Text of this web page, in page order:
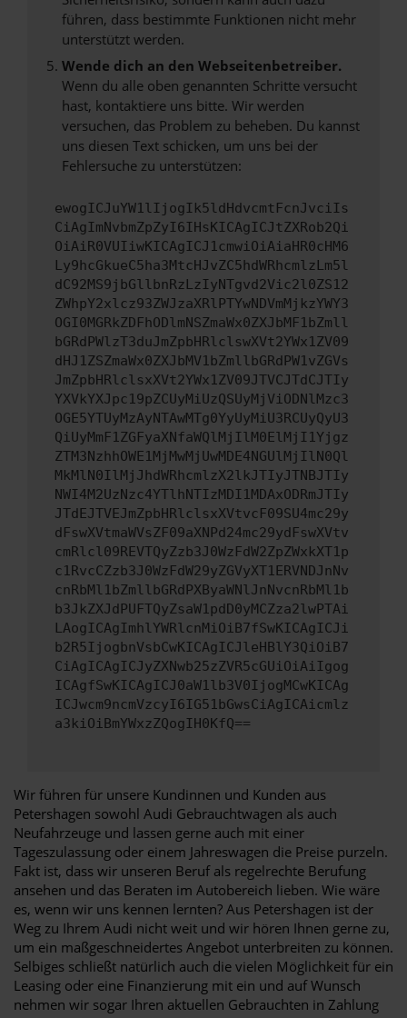
führen, dass bestimmte Funktionen nicht mehr
unterstützt werden.
Wende dich an den Webseitenbetreiber.
Wenn du alle oben genannten Schritte versucht
hast, kontaktiere uns bitte. Wir werden
versuchen, das Problem zu beheben. Du kannst
uns diesen Text schicken, um uns bei der
Fehlersuche zu unterstützen:
ewogICJuYW1lIjogIk5ldHdvcmtFcnJvciIs
CiAgImNvbmZpZyI6IHsKICAgICJtZXRob2Qi
OiAiR0VUIiwKICAgICJ1cmwiOiAiaHR0cHM6
Ly9hcGkueC5ha3MtcHJvZC5hdWRhcmlzLm5l
dC92MS9jbGllbnRzLzIyNTgvd2Vic2l0ZS12
ZWhpY2xlcz93ZWJzaXRlPTYwNDVmMjkzYWY3
OGI0MGRkZDFhODlmNSZmaWx0ZXJbMF1bZmll
bGRdPWlzT3duJmZpbHRlclswXVt2YWx1ZV09
dHJ1ZSZmaWx0ZXJbMV1bZmllbGRdPW1vZGVs
JmZpbHRlclsxXVt2YWx1ZV09JTVCJTdCJTIy
YXVkYXJpc19pZCUyMiUzQSUyMjViODNlMzc3
OGE5YTUyMzAyNTAwMTg0YyUyMiU3RCUyQyU3
QiUyMmF1ZGFyaXNfaWQlMjIlM0ElMjI1Yjgz
ZTM3NzhhOWE1MjMwMjUwMDE4NGUlMjIlN0Ql
MkMlN0IlMjJhdWRhcmlzX2lkJTIyJTNBJTIy
NWI4M2UzNzc4YTlhNTIzMDI1MDAxODRmJTIy
JTdEJTVEJmZpbHRlclsxXVtvcF09SU4mc29y
dFswXVtmaWVsZF09aXNPd24mc29ydFswXVtv
cmRlcl09REVTQyZzb3J0WzFdW2ZpZWxkXT1p
c1RvcCZzb3J0WzFdW29yZGVyXT1ERVNDJnNv
cnRbMl1bZmllbGRdPXByaWNlJnNvcnRbMl1b
b3JkZXJdPUFTQyZsaW1pdD0yMCZza2lwPTAi
LAogICAgImhlYWRlcnMiOiB7fSwKICAgICJi
b2R5IjogbnVsbCwKICAgICJleHBlY3QiOiB7
CiAgICAgICJyZXNwb25zZVR5cGUiOiAiIgog
ICAgfSwKICAgICJ0aW1lb3V0IjogMCwKICAg
ICJwcm9ncmVzcyI6IG51bGwsCiAgICAicmlz
a3kiOiBmYWxzZQogIH0KfQ==
Wir führen für unsere Kundinnen und Kunden aus
Petershagen sowohl Audi Gebrauchtwagen als auch
Neufahrzeuge und lassen gerne auch mit einer
Tageszulassung oder einem Jahreswagen die Preise purzeln.
Fakt ist, dass wir unseren Beruf als regelrechte Berufung
ansehen und das Beraten im Autobereich lieben. Wie wäre
es, wenn wir uns kennen lernten? Aus Petershagen ist der
Weg zu Ihrem Audi nicht weit und wir hören Ihnen gerne zu,
um ein maßgeschneidertes Angebot unterbreiten zu können.
Selbiges schließt natürlich auch die vielen Möglichkeit für ein
Leasing oder eine Finanzierung mit ein und auf Wunsch
nehmen wir sogar Ihren aktuellen Gebrauchten in Zahlung